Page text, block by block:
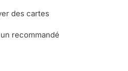
des cartes
recommandé